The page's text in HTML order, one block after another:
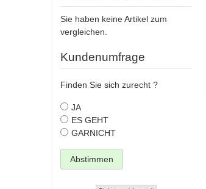
Sie haben keine Artikel zum
vergleichen.
Kundenumfrage
Finden Sie sich zurecht ?
JA
ES GEHT
GARNICHT
Abstimmen